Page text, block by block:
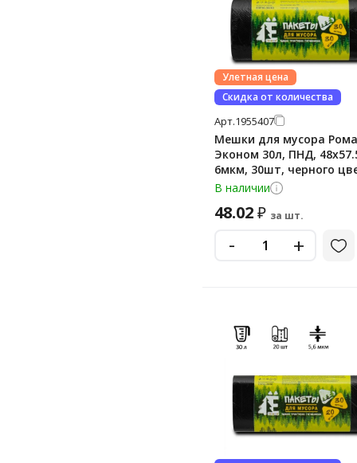
Улетная цена
Скидка от количества
Арт.1955407
Мешки для мусора
Эконом 30л, ПНД,
6мкм, 30шт, черного
рулоне
В наличии
48.02₽ за шт.
- +